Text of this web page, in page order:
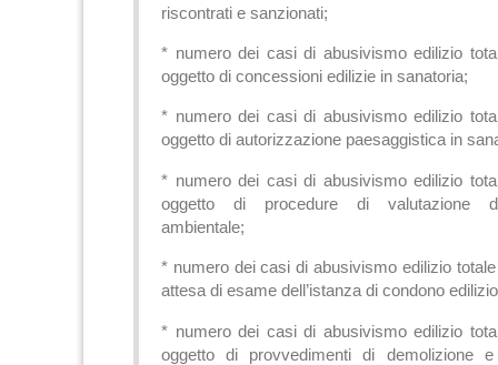
riscontrati e sanzionati;
* numero dei casi di abusivismo edilizio
oggetto di concessioni edilizie in sanatoria;
* numero dei casi di abusivismo edilizio
oggetto di autorizzazione paesaggistica in
* numero dei casi di abusivismo edilizio
oggetto di procedure di valutazione
ambientale;
* numero dei casi di abusivismo edilizio
attesa di esame dell’istanza di condono
* numero dei casi di abusivismo edilizio
oggetto di provvedimenti di demolizione